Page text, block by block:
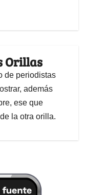
Orillas
de periodistas
además
ese que
la otra orilla.